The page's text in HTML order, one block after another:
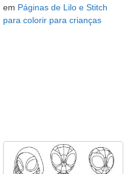
em Páginas de Lilo e Stitch
para colorir para crianças